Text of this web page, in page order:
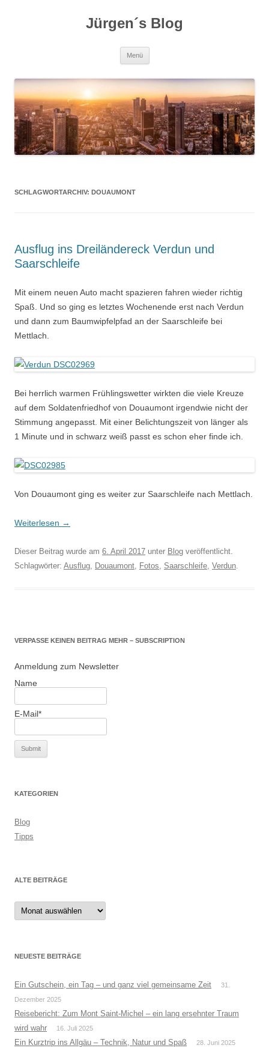
Jürgen´s Blog
Menü
SCHLAGWORTARCHIV: DOUAUMONT
Ausflug ins Dreiländereck Verdun und
Saarschleife
Mit einem neuen Auto macht spazieren fahren wieder richtig
Spaß. Und so ging es letztes Wochenende erst nach Verdun
und dann zum Baumwipfelpfad an der Saarschleife bei
Mettlach.
Bei herrlich warmen Frühlingswetter wirkten die viele Kreuze
auf dem Soldatenfriedhof von Douaumont irgendwie nicht der
Stimmung angepasst. Mit einer Belichtungszeit von länger als
1 Minute und in schwarz weiß passt es schon eher finde ich.
Von Douaumont ging es weiter zur Saarschleife nach Mettlach.
Weiterlesen →
Dieser Beitrag wurde am 6. April 2017 unter Blog veröffentlicht.
Schlagwörter: Ausflug Douaumont Fotos Saarschleife Verdun
VERPASSE KEINEN BEITRAG MEHR – SUBSCRIPTION
Anmeldung zum Newsletter
Name
E-Mail*
KATEGORIEN
Blog
Tipps
ALTE BEITRÄGE
Alte
Beiträge
NEUESTE BEITRÄGE
Ein Gutschein, ein Tag – und ganz viel gemeinsame Zeit
31.
Dezember 2025
Reisebericht: Zum Mont Saint-Michel – ein lang ersehnter Traum
wird wahr
16. Juli 2025
Ein Kurztrip ins Allgäu – Technik, Natur und Spaß 28. Juni 2025